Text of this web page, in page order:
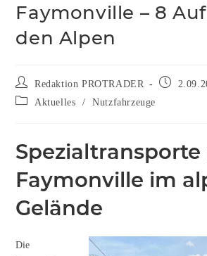
Faymonville – 8
den Alpen
Redaktion PROTRADER
Aktuelles
/ Nutzfahrzeuge
Faymonville im
Gelände
Die